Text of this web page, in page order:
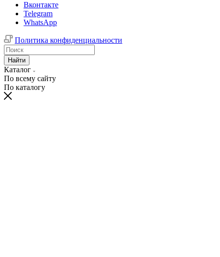
Вконтакте
Telegram
WhatsApp
Политика конфиденциальности
Найти
Каталог
По всему сайту
По каталогу